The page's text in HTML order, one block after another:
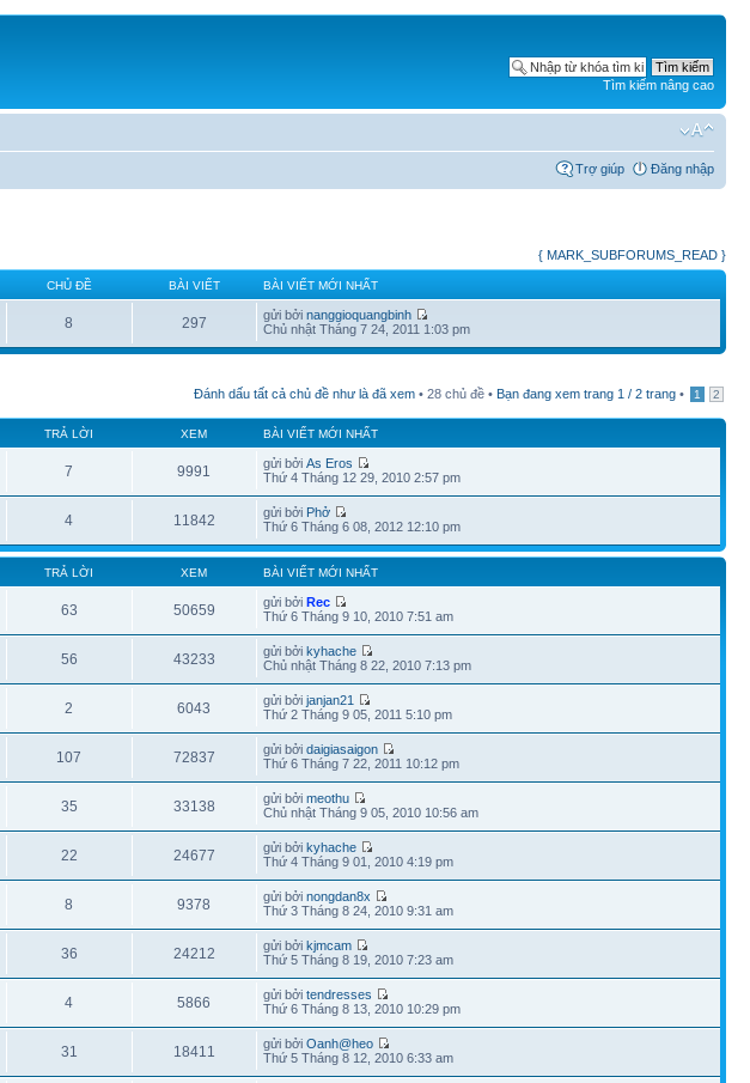
Tìm kiếm nâng cao
Trợ giúp Đăng nhập
{ MARK_SUBFORUMS_READ }
CHỦ ĐỀ BÀI VIẾT BÀI VIẾT MỚI NHẤT
8 297 gửi bởinanggioquangbinh
Chủ nhật Tháng 7 24, 2011 1:03 pm
Đánh dấu tất cả chủ đề như là đã xem • 28 chủ đề • Bạn đang xem trang 1 / 2 trang • 1 2
TRẢ LỜI XEM BÀI VIẾT MỚI NHẤT
7 9991 gửi bởiAs Eros
Thứ 4 Tháng 12 29, 2010 2:57 pm
4 11842 gửi bởi Phở
Thứ 6 Tháng 6 08, 2012 12:10 pm
TRẢ LỜI XEM BÀI VIẾT MỚI NHẤT
63 50659 gửi bởiRec
Thứ 6 Tháng 9 10, 2010 7:51 am
56 43233 gửi bởikyhache
Chủ nhật Tháng 8 22, 2010 7:13 pm
2 6043 gửi bởijanjan21
Thứ 2 Tháng 9 05, 2011 5:10 pm
107 72837 gửi bởidaigiasaigon
Thứ 6 Tháng 7 22, 2011 10:12 pm
35 33138 gửi bởimeothu
Chủ nhật Tháng 9 05, 2010 10:56 am
22 24677 gửi bởikyhache
Thứ 4 Tháng 9 01, 2010 4:19 pm
8 9378 gửi bởinongdan8x
Thứ 3 Tháng 8 24, 2010 9:31 am
36 24212 gửi bởikjmcam
Thứ 5 Tháng 8 19, 2010 7:23 am
4 5866 gửi bởitendresses
Thứ 6 Tháng 8 13, 2010 10:29 pm
31 18411 gửi bởiOanh@heo
Thứ 5 Tháng 8 12, 2010 6:33 am